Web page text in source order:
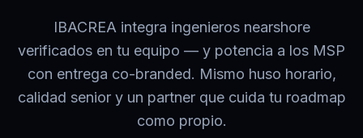
IBACREA integra ingenieros nearshore
verificados en tu equipo — y potencia a los MSP
con entrega co-branded. Mismo huso horario,
calidad senior y un partner que cuida tu roadmap
como propio.